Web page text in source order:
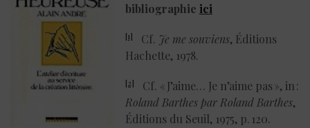
bibliographie ici
[1] Cf. Je me souviens, Éditions
Hachette, 1978.
[2]
Cf. « J’aime… Je n’aime pas », in :
Roland Barthes par Roland Barthes,
Éditions du Seuil, 1975, p. 120.